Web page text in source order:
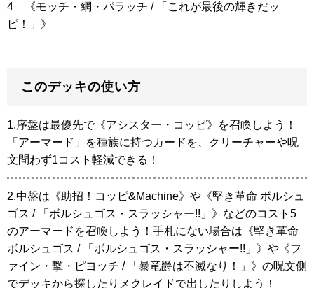
4
《モッチ・網・パラッチ / 「これが最後の輝きだッ
ピ！」》
このデッキの使い方
1.序盤は最優先で《アシスター・コッピ》
を召喚しよう！
「アーマード」を種族に持つカードを、クリーチャーや呪
文問わず1コスト軽減できる！
2.中盤は 《助招！コッピ&Machine》 や 《堅き革命 ボルシュ
ゴス / 「ボルシュゴス・スラッシャー!!」》 などのコスト5
のアーマードを召喚しよう！手札にない場合は 《堅き革命
ボルシュゴス / 「ボルシュゴス・スラッシャー!!」》 や 《フ
ァイン・撃・ピヨッチ / 「暴竜爵は不滅なり！」》 の呪文側
でデッキから探したりメクレイドで出したりしよう！